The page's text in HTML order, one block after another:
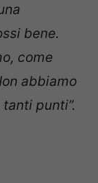
bene.
come
abbiamo
punti”.